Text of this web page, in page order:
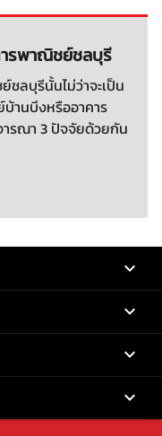
ารพาณิชย์ชลบุรี
ชลบุรีนั้นไม่ว่าจะเป็น
านบึงหรืออาคาร
รณา 3 ปัจจัยด้วยกัน